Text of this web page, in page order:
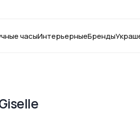
часыИнтерьерныеБренды